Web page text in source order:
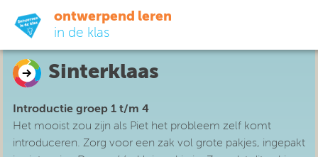
ontwerpend leren
in de klas
ready-to-go
do-it-yourself
Sinterklaas
Introductie groep 1 t/m 4
Het mooist zou zijn als Piet het probleem zelf komt
introduceren. Zorg voor een zak vol grote pakjes, ingepakt